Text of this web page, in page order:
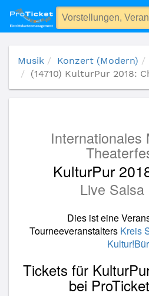
(14710) KulturPur 2018: Chacán
Musik Konzert (Modern)
(14710) KulturPur 2018:
Internationales
KulturPur
Live Salsa
Dies ist eine
Tourneeveranstalters Kreis
Tickets für
bei